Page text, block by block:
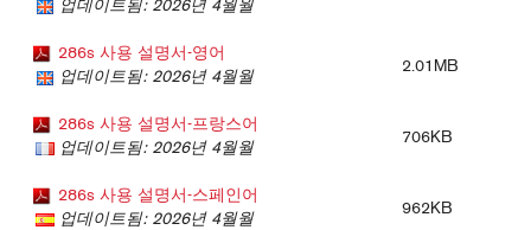
업데이트됨: 2026년 4월월
286s 사용 설명서-영어
업데이트됨: 2026년 4월월
2.01MB
286s 사용 설명서-프랑스어
업데이트됨: 2026년 4월월
706KB
286s 사용 설명서-스페인어
업데이트됨: 2026년 4월월
962KB